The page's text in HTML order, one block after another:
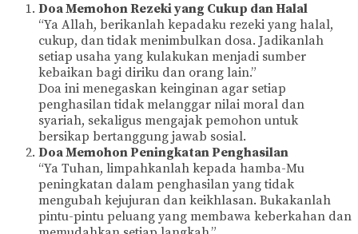
Doa Memohon Rezeki yang Cukup dan Halal
“Ya Allah, berikanlah kepadaku rezeki yang halal,
cukup, dan tidak menimbulkan dosa. Jadikanlah
setiap usaha yang kulakukan menjadi sumber
kebaikan bagi diriku dan orang lain.”
Doa ini menegaskan keinginan agar setiap
penghasilan tidak melanggar nilai moral dan
syariah, sekaligus mengajak pemohon untuk
bersikap bertanggung jawab sosial.
Doa Memohon Peningkatan Penghasilan
“Ya Tuhan, limpahkanlah kepada hamba-Mu
peningkatan dalam penghasilan yang tidak
mengubah kejujuran dan keikhlasan. Bukakanlah
pintu-pintu peluang yang membawa keberkahan dan